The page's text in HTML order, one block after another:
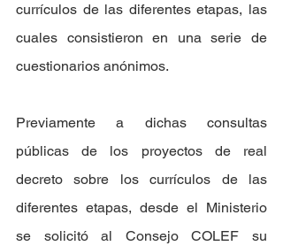
currículos de las diferentes etapas, las
cuales consistieron en una serie de
cuestionarios anónimos.
Previamente a dichas consultas
públicas de los proyectos de real
decreto sobre los currículos de las
diferentes etapas, desde el Ministerio
se solicitó al Consejo COLEF su